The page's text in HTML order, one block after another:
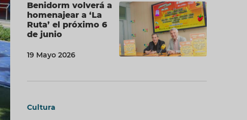
Benidorm volverá a
homenajear a ‘La
Ruta’ el próximo 6
de junio
19 Mayo 2026
Cultura